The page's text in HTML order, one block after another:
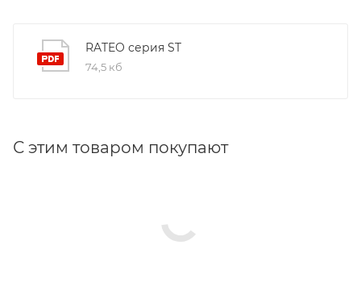
RATEO серия ST
74,5 кб
С этим товаром покупают